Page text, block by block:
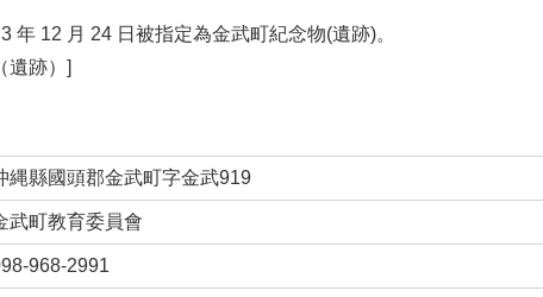
年 12 月 24 日被指定為金武町紀念物(遺跡)。
遺跡）]
縄縣國頭郡金武町字金武919
武町教育委員會
968-2991